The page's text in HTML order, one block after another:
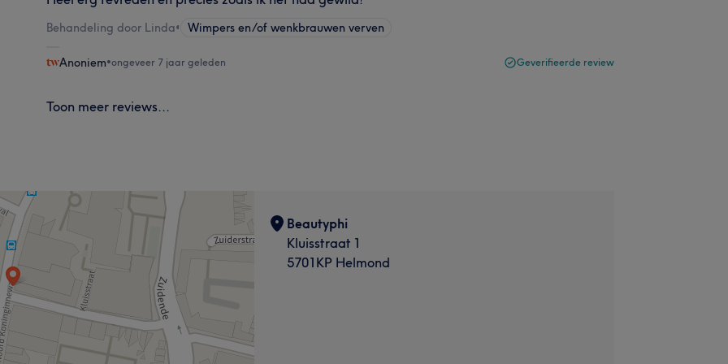
Behandeling door Linda• Wimpers en/of wenkbrauwen verven
Anoniem•ongeveer 7 jaar geleden Geverifieerde review
Toon meer reviews...
Beautyphi
Kluisstraat 1
5701KP Helmond